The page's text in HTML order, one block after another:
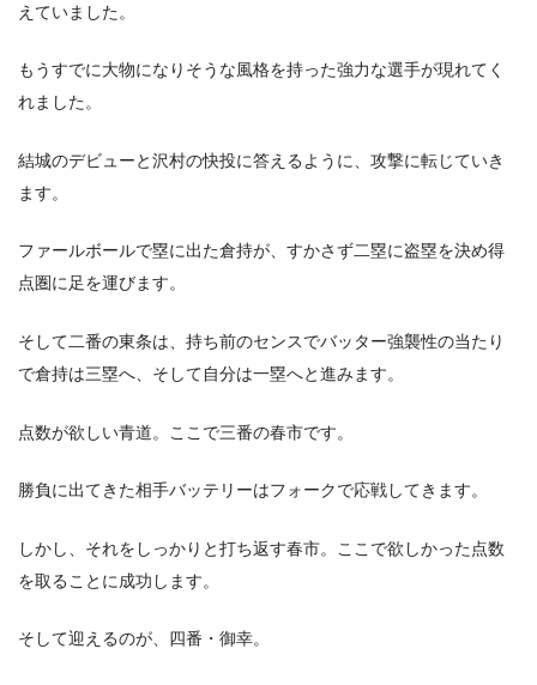
えていました。
もうすでに大物になりそうな風格を持った強力な選手が現れてく
れました。
結城のデビューと沢村の快投に答えるように、攻撃に転じていき
ます。
ファールボールで塁に出た倉持が、すかさず二塁に盗塁を決め得
点圏に足を運びます。
そして二番の東条は、持ち前のセンスでバッター強襲性の当たり
で倉持は三塁へ、そして自分は一塁へと進みます。
点数が欲しい青道。ここで三番の春市です。
勝負に出てきた相手バッテリーはフォークで応戦してきます。
しかし、それをしっかりと打ち返す春市。ここで欲しかった点数
を取ることに成功します。
そして迎えるのが、四番・御幸。